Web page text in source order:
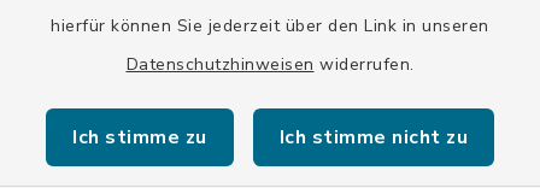
hierfür können Sie jederzeit über den Link in unseren
Datenschutzhinweisen widerrufen.
Ich stimme zu Ich stimme nicht zu
Kontakt
Barrierefreiheit